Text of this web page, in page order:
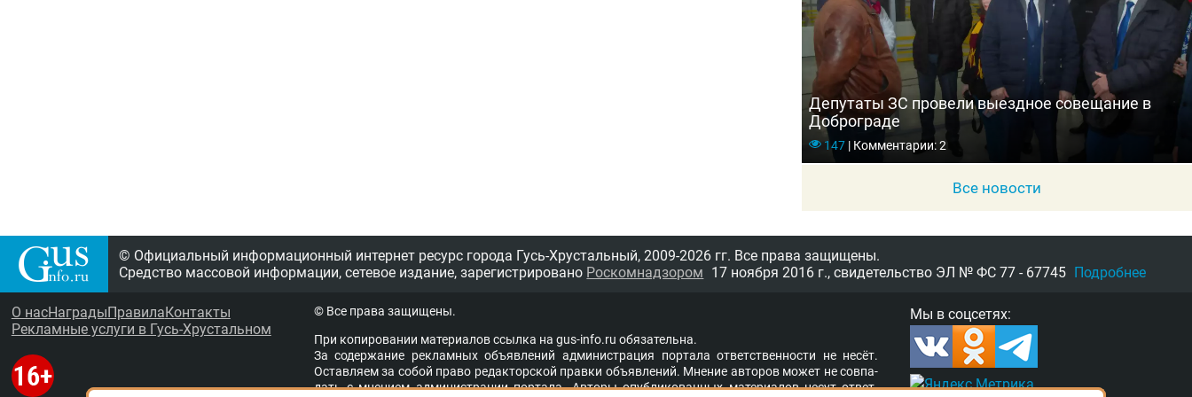
Депутаты ЗС провели выездное совещание в
Доброграде
147 |Комментарии: 2
Все новости
© Официальный информационный интернет ресурс города Гусь-Хрустальный, 2009-2026 гг. Все права защищены.
Средство массовой информации, сетевое издание, зарегистрировано Роскомнадзором 17 ноября 2016 г., свидетельство ЭЛ № ФС 77 - 67745 Подробнее
Мы в соцсетях:
О насНаградыПравилаКонтакты
Рекламные услуги в Гусь-Хрустальном
© Все права защищены.
При копировании материалов ссыл­ка на gus-info.ru обя­за­тель­на.
За содержание рекламных объявлений администра­ция пор­та­ла от­вет­ствен­но­сти не несёт.
Остав­ля­ем за со­бой пра­во ре­дак­тор­ской прав­ки объ­яв­ле­ний. Мне­ние ав­то­ров мо­жет не сов­па­
дать с мне­ни­ем адми­ни­стра­ции пор­та­ла. Ав­то­ры опуб­ли­ко­ван­ных ма­те­ри­а­лов несут от­вет­